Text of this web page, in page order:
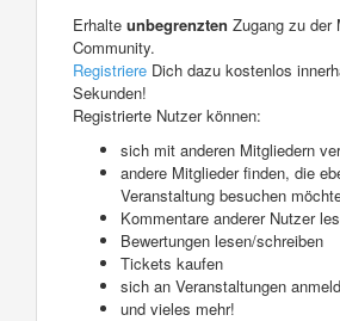
Erhalte unbegrenzten Zugang zu der
Community.
Registriere Dich dazu kostenlos
Sekunden!
Registrierte Nutzer können:
sich mit anderen Mitgliedern
andere Mitglieder finden, die
Veranstaltung besuchen
Kommentare anderer Nutzer
Bewertungen lesen/schreiben
Tickets kaufen
sich an Veranstaltungen
und vieles mehr!